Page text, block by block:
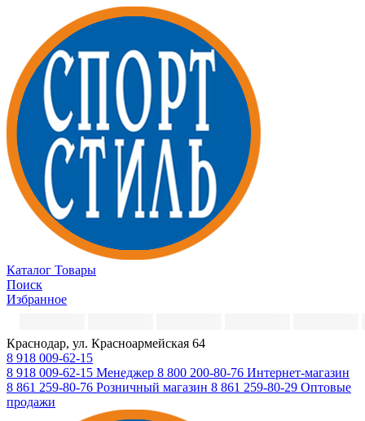
Каталог Товары
Поиск
Избранное
Краснодар, ул. Красноармейская 64
8 918 009-62-15
8 918 009-62-15 Менеджер 8 800 200-80-76 Интернет-магазин
8 861 259-80-76 Розничный магазин 8 861 259-80-29 Оптовые
продажи